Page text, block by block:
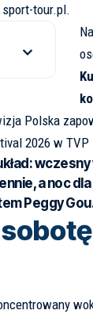
sport-tour.pl.
Polska
2026 w
a noc
Peggy